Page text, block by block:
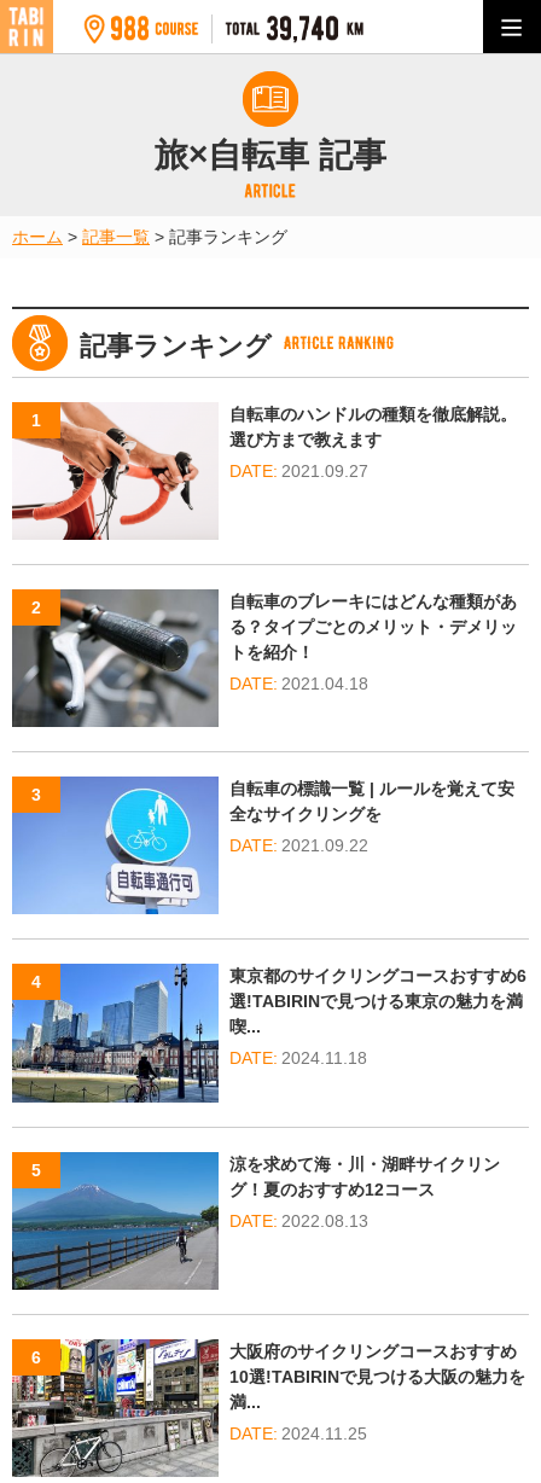
旅×自転車 記事
ホーム > 記事一覧 > 記事ランキング
記事ランキング
自転車のハンドルの種類を徹底解説。
選び方まで教えます
2021.09.27
自転車のブレーキにはどんな種類があ
る？タイプごとのメリット・デメリッ
トを紹介！
2021.04.18
自転車の標識一覧 | ルールを覚えて安
全なサイクリングを
2021.09.22
東京都のサイクリングコースおすすめ6
選!TABIRINで見つける東京の魅力を満
喫...
2024.11.18
涼を求めて海・川・湖畔サイクリン
グ！夏のおすすめ12コース
2022.08.13
大阪府のサイクリングコースおすすめ
10選!TABIRINで見つける大阪の魅力を
満...
2024.11.25